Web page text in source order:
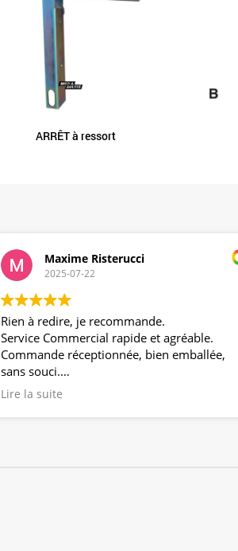
ARRÊT à ressort
Maxime Risterucci
2025-07-22
Rien à redire, je recommande.
Service Commercial rapide et agréable.
Commande réceptionnée, bien emballée,
sans souci.
Produit propre et correspondant exactement
Lire la suite